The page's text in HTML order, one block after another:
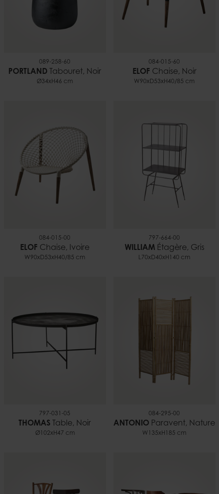
089-258-60
PORTLAND Tabouret, Noir
Ø34xH46 cm
084-015-60
ELOF Chaise, Noir
W90xD53xH40/85 cm
084-015-00
ELOF Chaise, Ivoire
W90xD53xH40/85 cm
797-664-00
WILLIAMÉtagère, Gris
L70xD40xH140 cm
797-031-05
THOMAS Table, Noir
Ø102xH47 cm
084-295-00
ANTONIO Paravent, Nature
W135xH185 cm